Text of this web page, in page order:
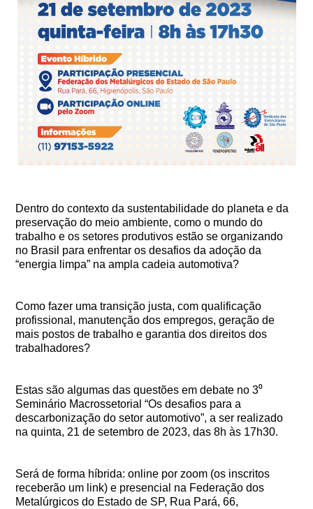
Dentro do contexto da sustentabilidade do planeta e da
preservação do meio ambiente, como o mundo do
trabalho e os setores produtivos estão se organizando
no Brasil para enfrentar os desafios da adoção da
“energia limpa” na ampla cadeia automotiva?
Como fazer uma transição justa, com qualificação
profissional, manutenção dos empregos, geração de
mais postos de trabalho e garantia dos direitos dos
trabalhadores?
Estas são algumas das questões em debate no 3⁰
Seminário Macrossetorial “Os desafios para a
descarbonização do setor automotivo”, a ser realizado
na quinta, 21 de setembro de 2023, das 8h às 17h30.
Será de forma híbrida: online por zoom (os inscritos
receberão um link) e presencial na Federação dos
Metalúrgicos do Estado de SP, Rua Pará, 66,